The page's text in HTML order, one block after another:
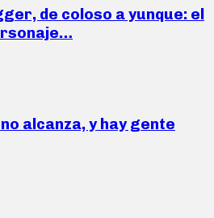
de coloso a yunque: el
alcanza, y hay gente